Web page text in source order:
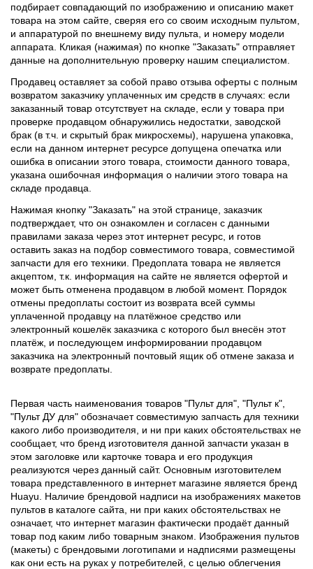
подбирает совпадающий по изображению и описанию макет
товара на этом сайте, сверяя его со своим исходным пультом,
и аппаратурой по внешнему виду пульта, и номеру модели
аппарата. Кликая (нажимая) по кнопке "Заказать" отправляет
данные на дополнительную проверку нашим специалистом.
Продавец оставляет за собой право отзыва оферты с полным
возвратом заказчику уплаченных им средств в случаях: если
заказанный товар отсутствует на складе, если у товара при
проверке продавцом обнаружились недостатки, заводской
брак (в т.ч. и скрытый брак микросхемы), нарушена упаковка,
если на данном интернет ресурсе допущена опечатка или
ошибка в описании этого товара, стоимости данного товара,
указана ошибочная информация о наличии этого товара на
складе продавца.
Нажимая кнопку "Заказать" на этой странице, заказчик
подтверждает, что он ознакомлен и согласен с данными
правилами заказа через этот интернет ресурс, и готов
оставить заказ на подбор совместимого товара, совместимой
запчасти для его техники. Предоплата товара не является
акцептом, т.к. информация на сайте не является офертой и
может быть отменена продавцом в любой момент. Порядок
отмены предоплаты состоит из возврата всей суммы
уплаченной продавцу на платёжное средство или
электронный кошелёк заказчика с которого был внесён этот
платёж, и последующем информировании продавцом
заказчика на электронный почтовый ящик об отмене заказа и
возврате предоплаты.
Первая часть наименования товаров "Пульт для", "Пульт к",
"Пульт ДУ для" обозначает совместимую запчасть для техники
какого либо производителя, и ни при каких обстоятельствах не
сообщает, что бренд изготовителя данной запчасти указан в
этом заголовке или карточке товара и его продукция
реализуются через данный сайт. Основным изготовителем
товара представленного в интернет магазине является бренд
Huayu. Наличие брендовой надписи на изображениях макетов
пультов в каталоге сайта, ни при каких обстоятельствах не
означает, что интернет магазин фактически продаёт данный
товар под каким либо товарным знаком. Изображения пультов
(макеты) с брендовыми логотипами и надписями размещены
как они есть на руках у потребителей, с целью облегчения